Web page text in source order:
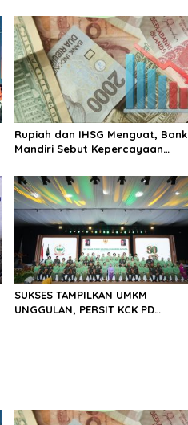
Rupiah dan IHSG Menguat, Bank
Mandiri Sebut Kepercayaan
SUKSES TAMPILKAN UMKM
UNGGULAN, PERSIT KCK PD